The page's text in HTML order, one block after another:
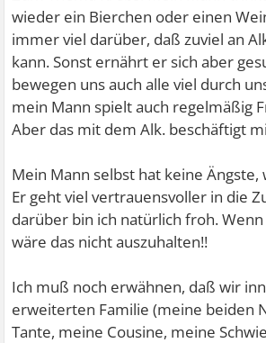
wieder ein Bierchen oder einen
immer viel darüber, daß zuviel an
kann. Sonst ernährt er sich aber
bewegen uns auch alle viel durch
mein Mann spielt auch regelmäßig
Aber das mit dem Alk. beschäftigt
Mein Mann selbst hat keine Ängste,
Er geht viel vertrauensvoller in die
darüber bin ich natürlich froh.
wäre das nicht auszuhalten!!
Ich muß noch erwähnen, daß wir
erweiterten Familie (meine beiden
Tante, meine Cousine, meine